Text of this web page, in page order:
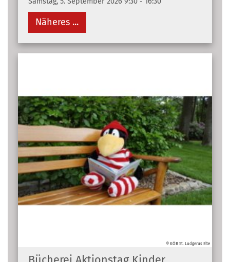
Näheres ...
© KÖB St. Ludgerus Elte